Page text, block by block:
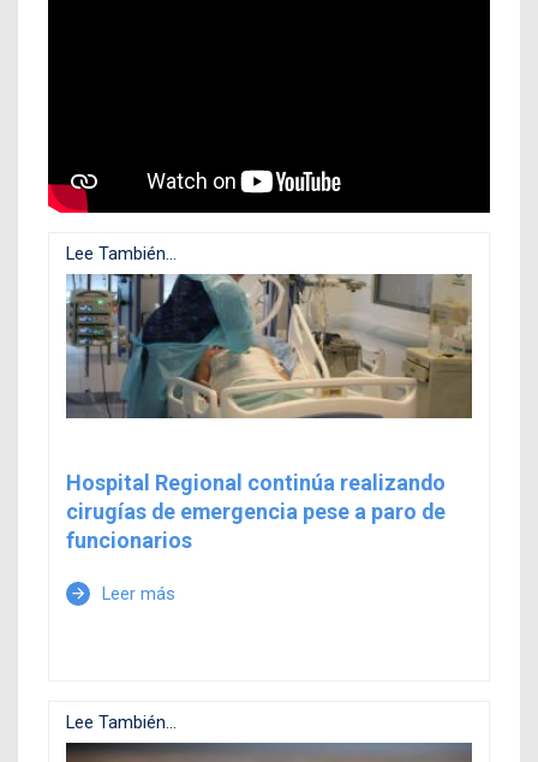
Lee También...
Hospital Regional continúa realizando
cirugías de emergencia pese a paro de
funcionarios
arrow_forward Leer más
Lee También...